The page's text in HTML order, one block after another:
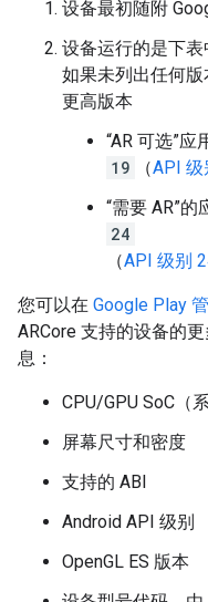
设备最初随附
设备运行的是下
如果未列出任何
更高版本
“AR 可选”应
19
（API 级
“需要 AR”
24
（API 级别
您可以在 Google Play
ARCore 支持的设备的
息：
CPU/GPU SoC（
屏幕尺寸和密度
支持的 ABI
Android API 级别
OpenGL ES 版本